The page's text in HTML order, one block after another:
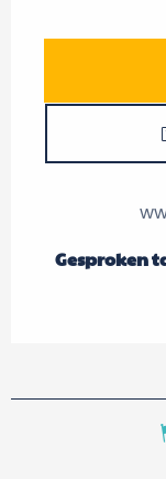
Gesproken
Gesproken